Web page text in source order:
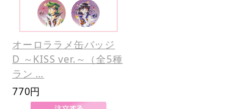
オーロララメ缶バッジ
D ～KISS ver.～（全5種
ラン …
770円